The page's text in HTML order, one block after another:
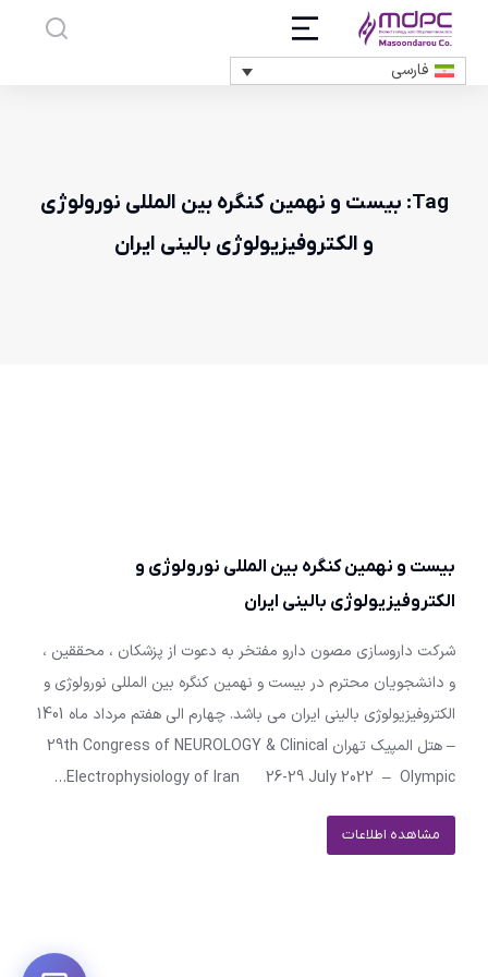
فارسی
Tag: بیست و نهمین کنگره بین المللی نورولوژی
و الکتروفیزیولوژی بالینی ایران
بیست و نهمین کنگره بین المللی نورولوژی و
الکتروفیزیولوژی بالینی ایران
شرکت داروسازی مصون دارو مفتخر به دعوت از پزشکان ، محققین ،
و دانشجویان محترم در بیست و نهمین کنگره بین المللی نورولوژی و
الکتروفیزیولوژی بالینی ایران می باشد. چهارم الی هفتم مرداد ماه 1401
– هتل المپیک تهران 29th Congress of NEUROLOGY & Clinical
Electrophysiology of Iran 26-29 July 2022 – Olympic…
مشاهده اطلاعات